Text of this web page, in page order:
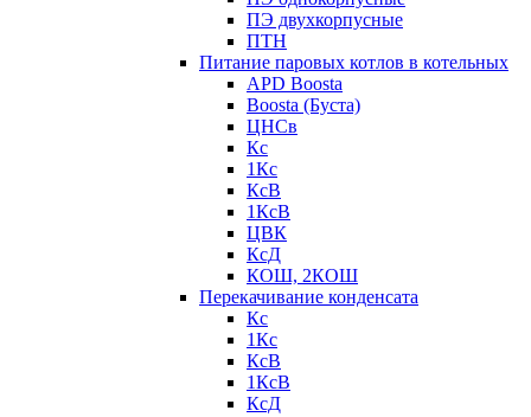
ПЭ двухкорпусные
ПТН
Питание паровых котлов в котельных
APD Boosta
Boosta (Буста)
ЦНСв
Кс
1Кс
КсВ
1КсВ
ЦВК
КсД
КОШ, 2КОШ
Перекачивание конденсата
Кс
1Кс
КсВ
1КсВ
КсД